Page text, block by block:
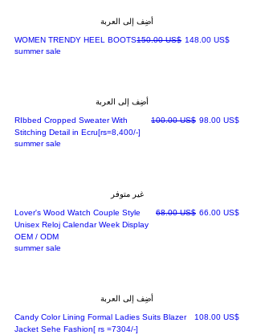
أضِف إلى العربة
WOMEN TRENDY HEEL BOOTSسعر عادي‏150.00 US$ سعر البيع‏148.00 US$
summer sale
أضِف إلى العربة
RIbbed Cropped Sweater With
Stitching Detail in Ecru[rs=8,400/-]
سعر عادي‏100.00 US$ سعر البيع‏98.00 US$
summer sale
غير متوفر
Lover's Wood Watch Couple Style
Unisex Reloj Calendar Week Display
OEM / ODM
سعر عادي
‏68.00 US$ سعر البيع‏66.00 US$
summer sale
أضِف إلى العربة
Candy Color Lining Formal Ladies Suits Blazer
Jacket Sehe Fashion[ rs =7304/-]
السعر ‏108.00 US$